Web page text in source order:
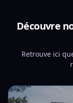
Découvre
Retrouve ici